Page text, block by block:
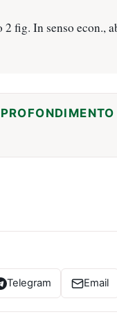
fig. In senso econ.,
Telegram Email